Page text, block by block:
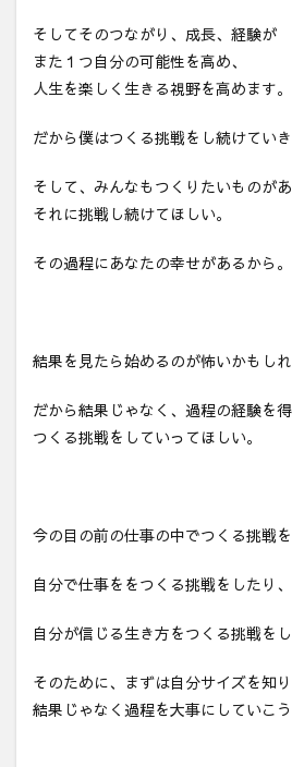
そしてそのつながり、成長、経験が
また１つ自分の可能性を高め、
人生を楽しく生きる視野を高めます。
だから僕はつくる挑戦をし続けていき
そして、みんなもつくりたいものがあ
それに挑戦し続けてほしい。
その過程にあなたの幸せがあるから。
結果を見たら始めるのが怖いかもしれ
だから結果じゃなく、過程の経験を
つくる挑戦をしていってほしい。
今の目の前の仕事の中でつくる挑戦を
自分で仕事ををつくる挑戦をしたり、
自分が信じる生き方をつくる挑戦をし
そのために、まずは自分サイズを知り
結果じゃなく過程を大事にしていこう